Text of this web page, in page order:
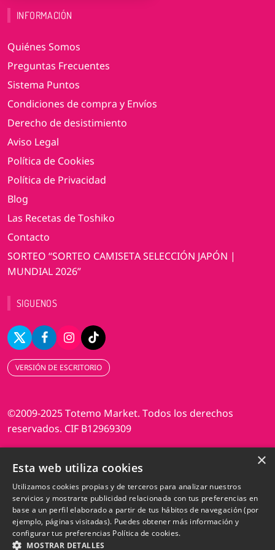
INFORMACIÓN
Quiénes Somos
Preguntas Frecuentes
Sistema Puntos
Condiciones de compra y Envíos
Derecho de desistimiento
Aviso Legal
Política de Cookies
Política de Privacidad
Blog
Las Recetas de Toshiko
Contacto
SORTEO “SORTEO CAMISETA SELECCIÓN JAPÓN |
MUNDIAL 2026”
SIGUENOS
VERSIÓN DE ESCRITORIO
©2009-2025 Totemo Market. Todos los derechos
reservados. CIF B12969309
×
Esta web utiliza cookies
Utilizamos cookies propias y de terceros para analizar nuestros
servicios y mostrarte publicidad relacionada con tus preferencias en
base a un perfil elaborado a partir de tus hábitos de navegación (por
ejemplo, páginas visitadas). Puedes obtener más información y
configurar tus preferencias Política de cookies.
MOSTRAR DETALLES